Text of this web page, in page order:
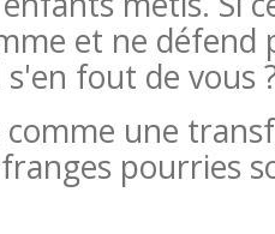
et ne défend
fout de vous
comme une
pourries